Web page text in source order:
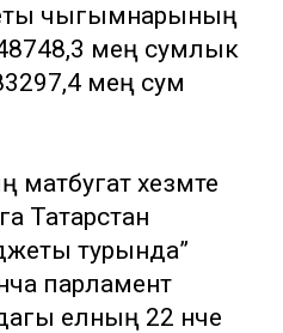
чыгымнарының
мең сумлык
мең сум
матбугат хезмәте
Татарстан
турында”
парламент
елның 22 нче